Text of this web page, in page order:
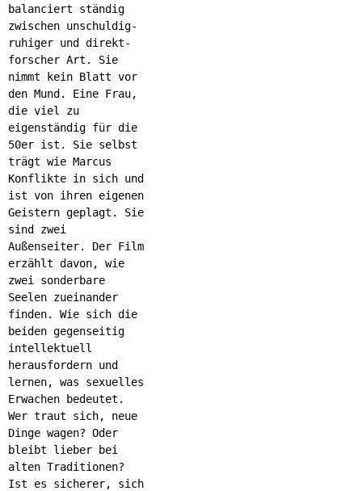
balanciert ständig
zwischen unschuldig-
ruhiger und direkt-
forscher Art. Sie
nimmt kein Blatt vor
den Mund. Eine Frau,
die viel zu
eigenständig für die
50er ist. Sie selbst
trägt wie Marcus
Konflikte in sich und
ist von ihren eigenen
Geistern geplagt. Sie
sind zwei
Außenseiter. Der Film
erzählt davon, wie
zwei sonderbare
Seelen zueinander
finden. Wie sich die
beiden gegenseitig
intellektuell
herausfordern und
lernen, was sexuelles
Erwachen bedeutet.
Wer traut sich, neue
Dinge wagen? Oder
bleibt lieber bei
alten Traditionen?
Ist es sicherer, sich